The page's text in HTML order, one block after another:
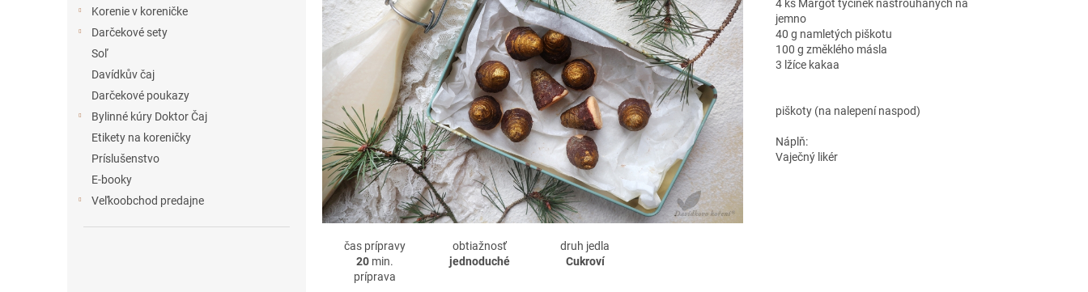
Korenie v koreničke
Darčekové sety
Soľ
Davídkův čaj
Darčekové poukazy
Bylinné kúry Doktor Čaj
Etikety na koreničky
Príslušenstvo
E-booky
Veľkoobchod predajne
čas prípravy
20min.
príprava
obtiažnosť
jednoduché
druh jedla
Cukroví
4 ks Margot tyčinek nastrouhaných na
jemno
40 g namletých piškotu
100 g změklého másla
3 lžíce kakaa
piškoty (na nalepení naspod)
Náplň:
Vaječný likér